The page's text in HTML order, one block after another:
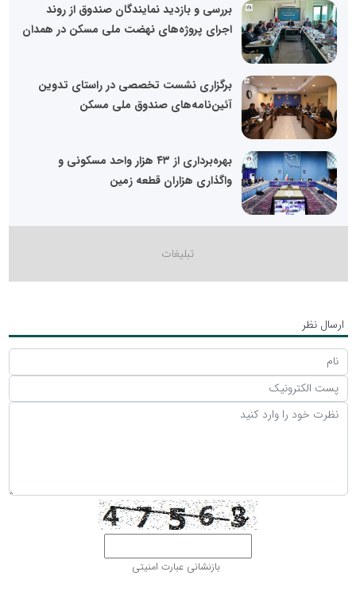
بررسی و بازدید نمایندگان صندوق از روند
اجرای پروژه‌های نهضت ملی مسکن در همدان
برگزاری نشست تخصصی در راستای تدوین
آئین‌نامه‌های صندوق ملی مسکن
بهره‌برداری از ۴۳ هزار واحد مسکونی و
واگذاری هزاران قطعه زمین
ارسال نظر
بازنشانی عبارت امنیتی